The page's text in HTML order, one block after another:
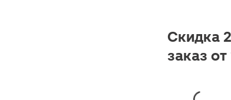
Скидка
заказ